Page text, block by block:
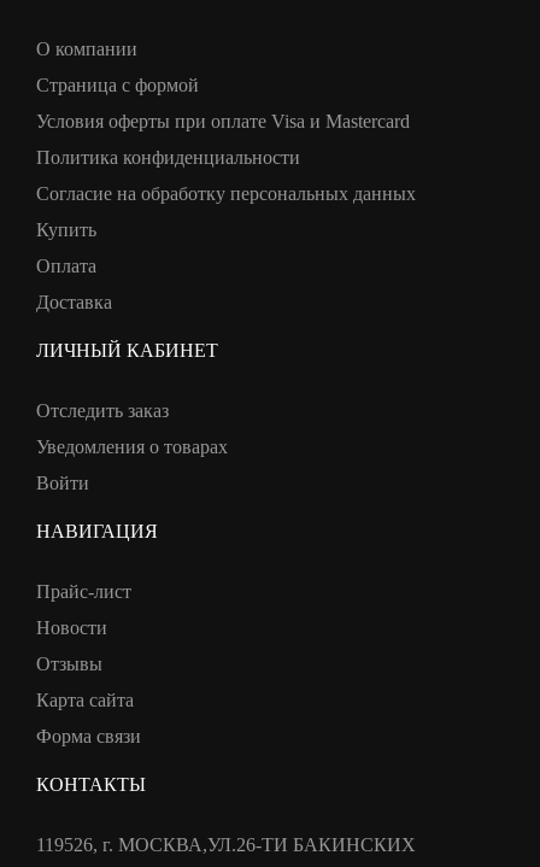
О компании
Страница с формой
Условия оферты при оплате Visa и Mastercard
Политика конфиденциальности
Согласие на обработку персональных данных
Купить
Оплата
Доставка
ЛИЧНЫЙ КАБИНЕТ
Отследить заказ
Уведомления о товарах
Войти
НАВИГАЦИЯ
Прайс-лист
Новости
Отзывы
Карта сайта
Форма связи
КОНТАКТЫ
119526, г. МОСКВА,УЛ.26-ТИ БАКИНСКИХ